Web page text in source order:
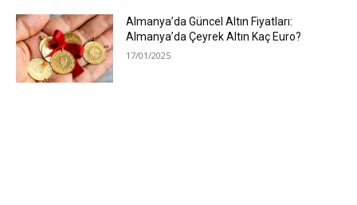
Almanya’da Güncel Altın Fiyatları:
Almanya’da Çeyrek Altın Kaç Euro?
17/01/2025